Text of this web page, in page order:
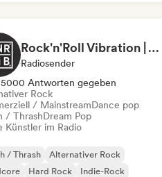
Rock'n'Roll Vibration | Alternativa Rock
Radiosender
5000 Antworten gegeben
Rock
/ MainstreamDance pop
/ ThrashDream Pop
Künstler im Radio
/ Thrash
Alternativer Rock
Hard Rock
Indie-Rock